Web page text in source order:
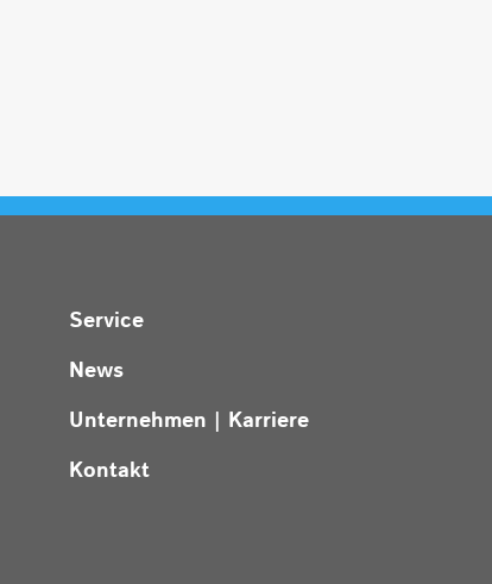
Service
News
Unternehmen | Karriere
Kontakt